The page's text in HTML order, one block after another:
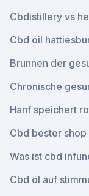
Cbdistillery vs
Cbd oil
Brunnen der
Chronische
Hanf speichert
Cbd bester shop
Was ist cbd
Cbd öl auf